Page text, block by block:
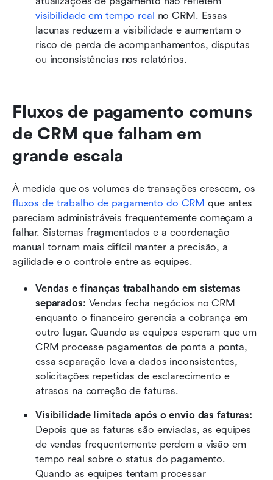
visibilidade em tempo real no CRM. Essas
lacunas reduzem a visibilidade e aumentam o
risco de perda de acompanhamentos, disputas
ou inconsistências nos relatórios.
Fluxos de pagamento comuns
de CRM que falham em
grande escala
fluxos de trabalho de pagamento do CRM que antes
pareciam administráveis frequentemente começam a
falhar. Sistemas fragmentados e a coordenação
manual tornam mais difícil manter a precisão, a
agilidade e o controle entre as equipes.
Vendas e finanças trabalhando em sistemas
separados: Vendas fecha negócios no CRM
enquanto o financeiro gerencia a cobrança em
outro lugar. Quando as equipes esperam que um
CRM processe pagamentos de ponta a ponta,
essa separação leva a dados inconsistentes,
solicitações repetidas de esclarecimento e
atrasos na correção de faturas.
Depois que as faturas são enviadas, as equipes
de vendas frequentemente perdem a visão em
tempo real sobre o status do pagamento.
Quando as equipes tentam processar